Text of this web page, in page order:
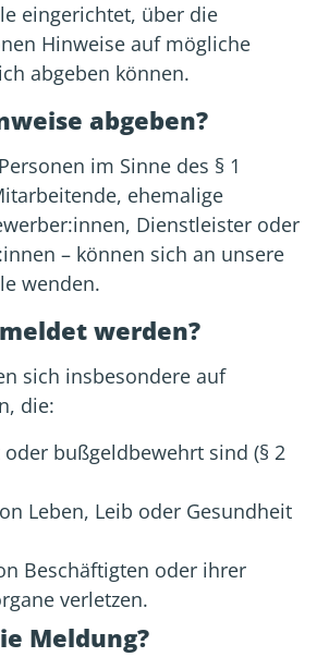
eingerichtet, über die
Hinweise auf mögliche
abgeben können.
abgeben?
im Sinne des § 1
ehemalige
Dienstleister oder
– können sich an unsere
wenden.
werden?
sich insbesondere auf
die:
bußgeldbewehrt sind (§ 2
Leben, Leib oder Gesundheit
Beschäftigten oder ihrer
verletzen.
Meldung?